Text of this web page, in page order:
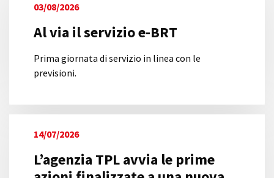
03/08/2026
Al via il servizio e-BRT
Prima giornata di servizio in linea con le
previsioni.
14/07/2026
L’agenzia TPL avvia le prime